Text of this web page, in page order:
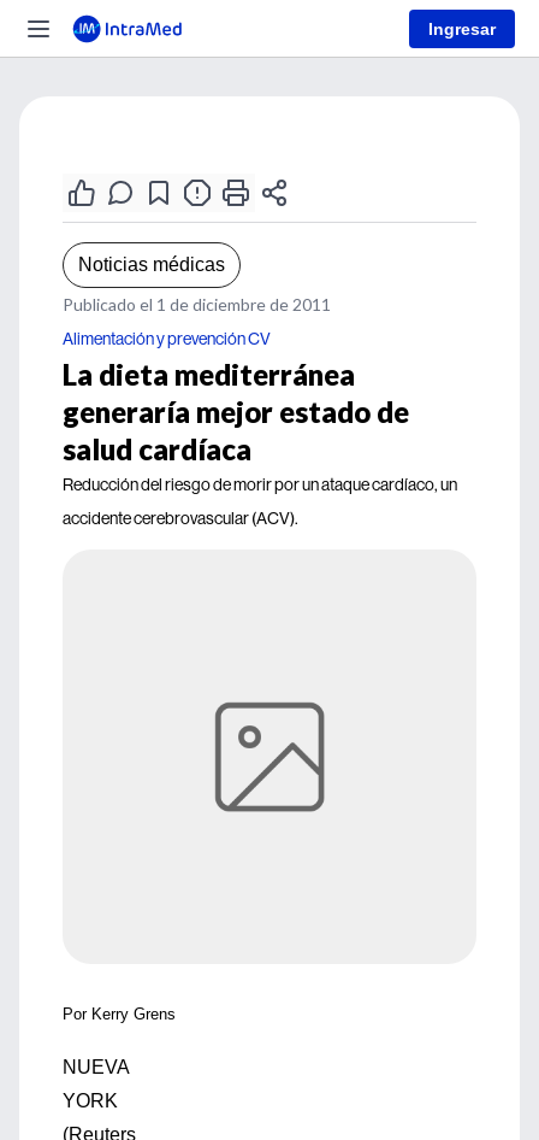
Ingresar
Noticias médicas
Publicado el 1 de diciembre de 2011
Alimentación y prevención CV
La dieta mediterránea
generaría mejor estado de
salud cardíaca
Reducción del riesgo de morir por un ataque cardíaco, un
accidente cerebrovascular (ACV).
Por Kerry Grens
NUEVA
YORK
(Reuters